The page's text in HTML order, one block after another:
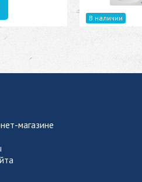
В наличии
магазине